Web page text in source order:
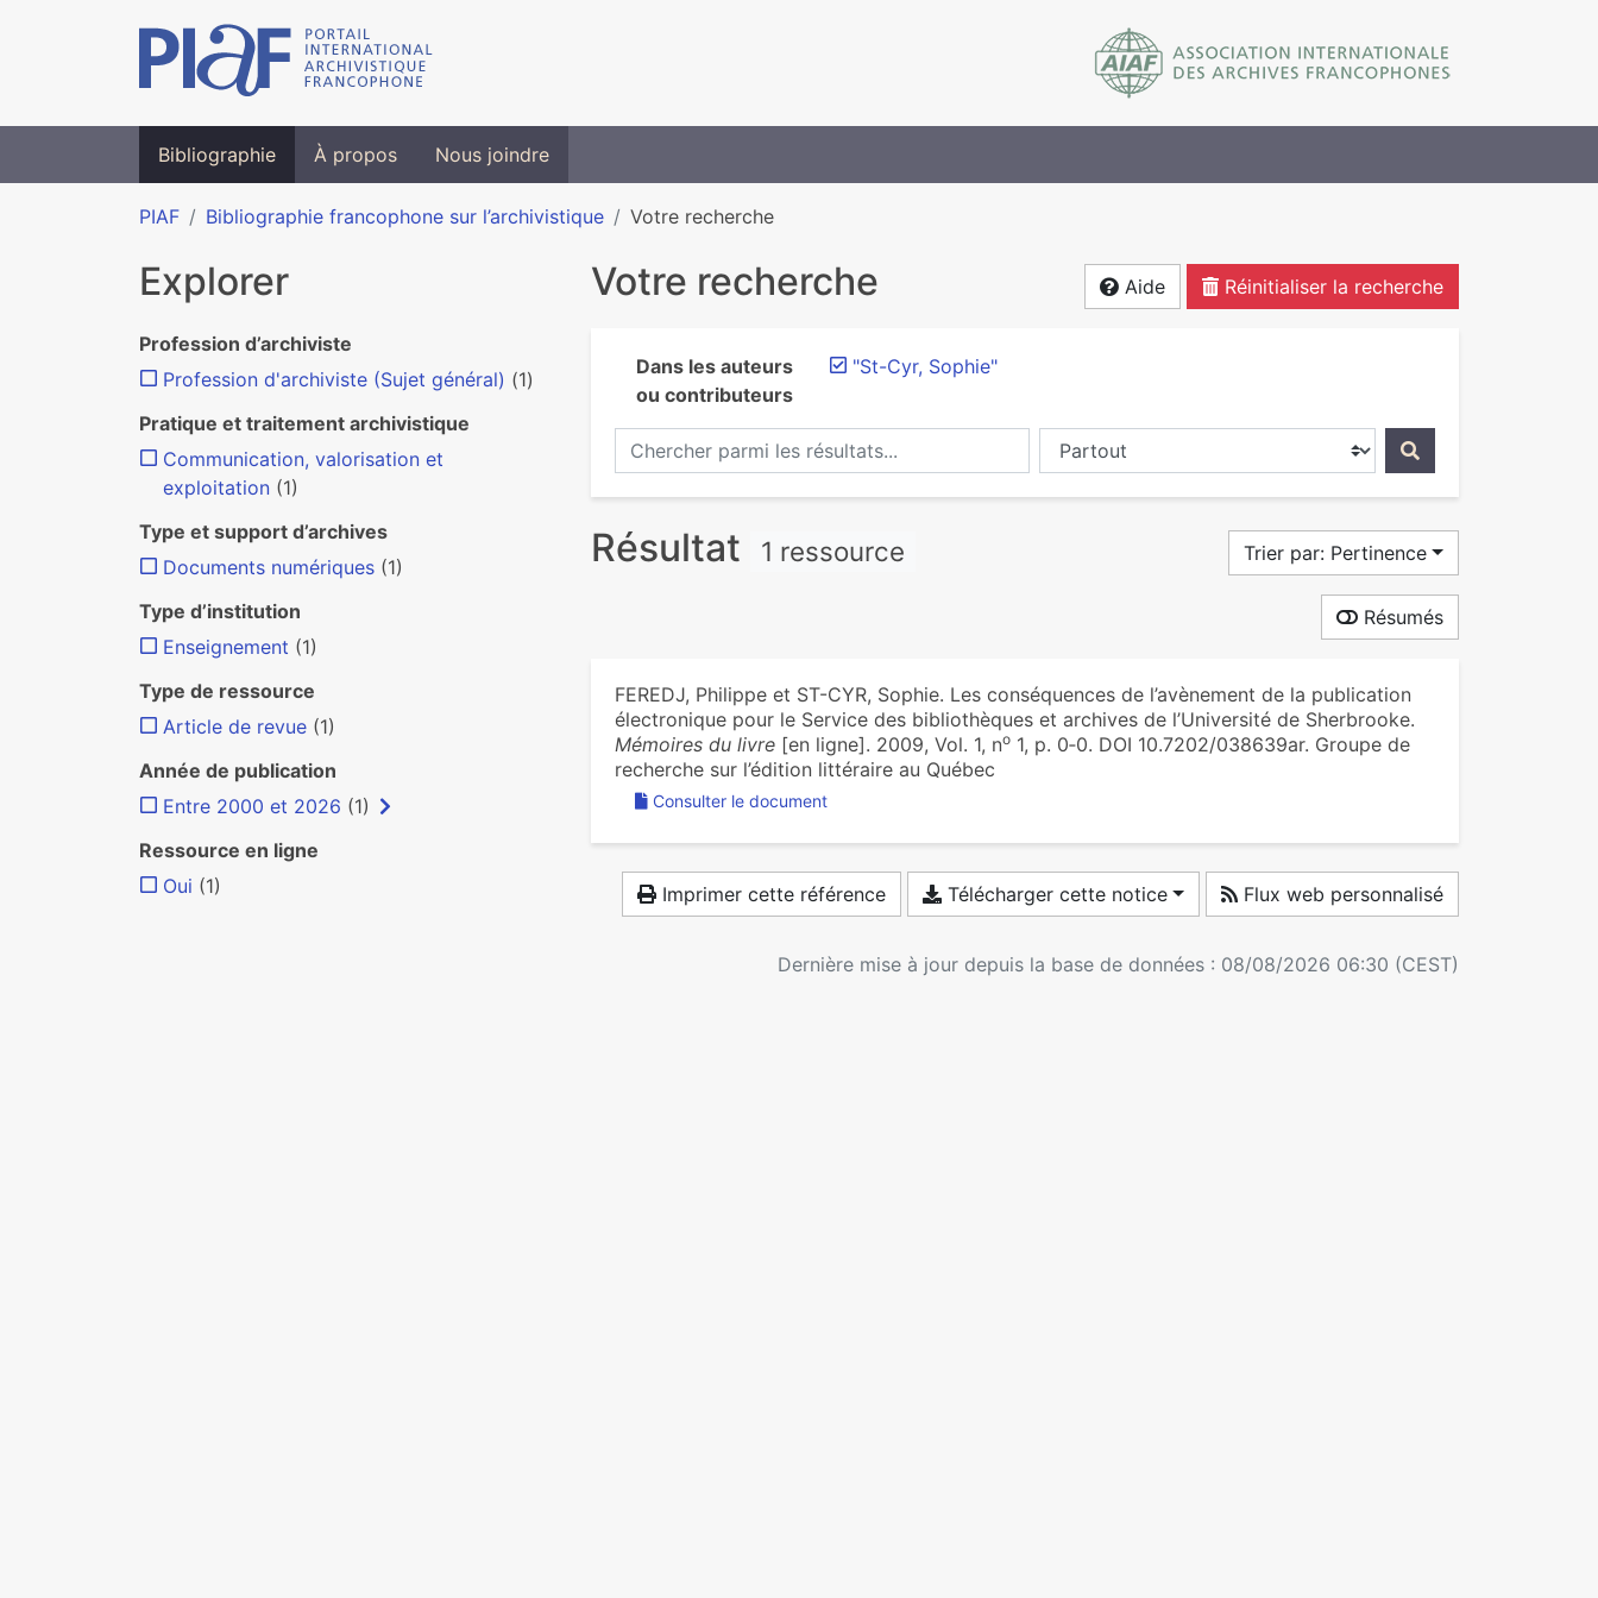
Bibliographie À propos Nous joindre
PIAF Bibliographie francophone sur l’archivistique Votre recherche
Votre recherche Aide Réinitialiser la recherche
Dans les auteurs
ou contributeurs
"St-Cyr, Sophie"
Chercher parmi les résultats... Chercher dans...
Résultat 1 ressource Trier par: Pertinence
Résumés
FEREDJ, Philippe et ST-CYR, Sophie. Les conséquences de l’avènement de la publication
électronique pour le Service des bibliothèques et archives de l’Université de Sherbrooke.
Mémoires du livre[en ligne]. 2009, Vol. 1, no1, p. 0‑0. DOI 10.7202/038639ar. Groupe de
recherche sur l’édition littéraire au Québec
Consulter le document
Imprimer cette référence Télécharger cette notice Flux web personnalisé
Dernière mise à jour depuis la base de données : 08/08/2026 06:30 (CEST)
Explorer
Profession d’archiviste
Profession d'archiviste (Sujet général) (1)
Pratique et traitement archivistique
Communication, valorisation et
exploitation (1)
Type et support d’archives
Documents numériques (1)
Type d’institution
Enseignement (1)
Type de ressource
Article de revue (1)
Année de publication
Entre 2000 et 2026 (1)
Ressource en ligne
Oui (1)